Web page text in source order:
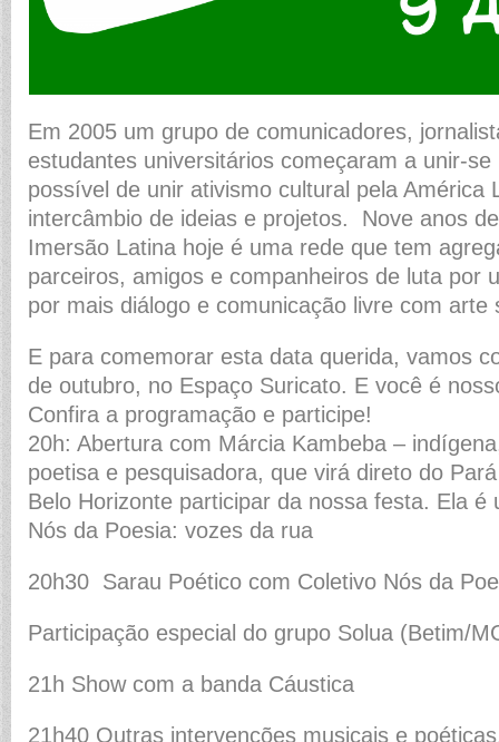
Em 2005 um grupo de comunicadores,
estudantes universitários começaram a unir-
possível de unir ativismo cultural pela América
intercâmbio de ideias e projetos. Nove anos
Imersão Latina hoje é uma rede que tem
parceiros, amigos e companheiros de luta por
por mais diálogo e comunicação livre com arte
E para comemorar esta data querida, vamos
de outubro, no Espaço Suricato. E você é
Confira a programação e participe!
20h: Abertura com Márcia Kambeba –
poetisa e pesquisadora, que virá direto do
Belo Horizonte participar da nossa festa. Ela é
Nós da Poesia: vozes da rua
20h30 Sarau Poético com Coletivo Nós da
Participação especial do grupo Solua (Betim/
21h Show com a banda Cáustica
21h40 Outras intervenções musicais e